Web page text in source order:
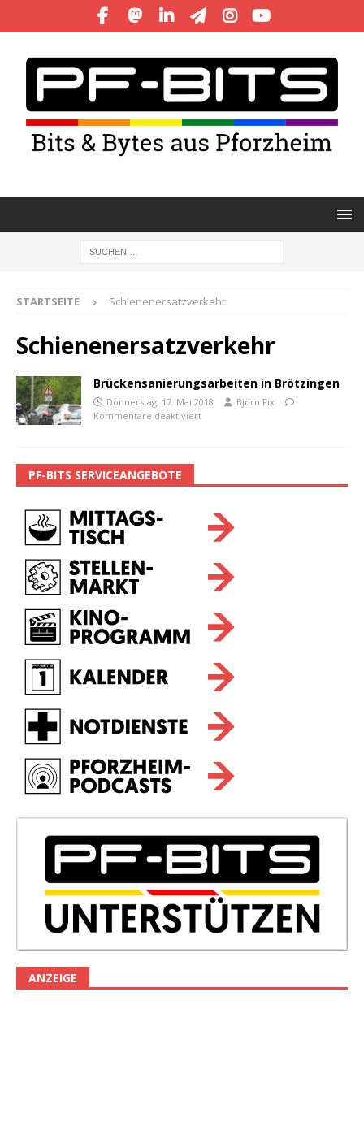
STARTSEITE Schienenersatzverkehr
Schienenersatzverkehr
Brückensanierungsarbeiten in Brötzingen
Donnerstag, 17. Mai 2018
Björn Fix
Kommentare deaktiviert
PF-BITS SERVICEANGEBOTE
ANZEIGE